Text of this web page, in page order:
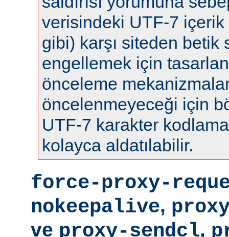
verisindeki UTF-7
gibi) karşı siteden betik
engellemek için
önceleme
öncelenmeyeceği için
UTF-7 karakter
kolayca aldatılabilir.
force-proxy-
nokeepalive,
ve proxy-sendcl,